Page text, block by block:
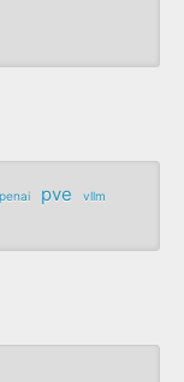
pve
vllm